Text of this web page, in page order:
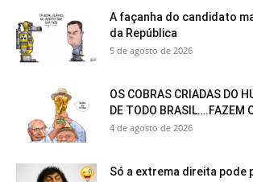
A façanha do candidato
da República
5 de agosto de 2026
OS COBRAS CRIADAS DO
DE TODO BRASIL….FAZEM
4 de agosto de 2026
Só a extrema direita pode